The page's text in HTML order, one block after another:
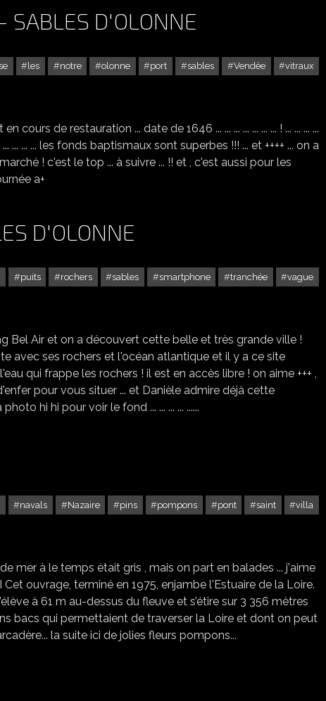
SABLES D'OLONNE
les notre olonne port sables Vendée
vitraux
de restauration ... date de 1646 ... ... ... ... ... ... ... ! ... ... ... ...
... ... ... les fonds baptismaux sont superbes !!! ... et ++++ ... on a
! c'est le top ... à suivre ... !! et , c'est aussi pour les
a+
D'OLONNE
puits rochers sables smartphone tranchée
vague
Bel Air et on a découvert cette belle et très grande ville !
avec ses rochers et l'océan atlantique et il y a ce site
qui frappe les rochers ! il est en accès libre ! on aime +++ ,
pour vous situer ... et Danièle admire déjà cette
hi hi pour voir le fond ... ... ... ... ......
navals Nazaire pins pompons pont saint
villa
mer à le temps était gris , mais on part en balades ... j'aime
ouvrage, terminé en 1975, enjambe l'Estuaire de la Loire.
à 61 m au-dessus du fleuve et s’étire sur 3 356 mètres
bacs qui permettaient de traverser la Loire et dont on peut
la suite ici de jolies fleurs pompons...